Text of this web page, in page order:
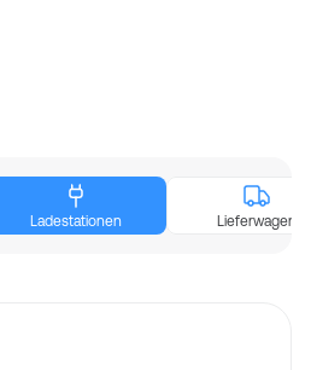
Lieferwagen
Ladestationen